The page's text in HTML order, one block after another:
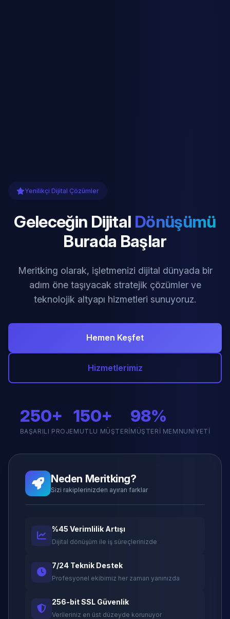
Yenilikçi Dijital Çözümler
Geleceğin Dijital Dönüşümü
Burada Başlar
Meritking olarak, işletmenizi dijital dünyada bir
adım öne taşıyacak stratejik çözümler ve
teknolojik altyapı hizmetleri sunuyoruz.
Hemen Keşfet
Hizmetlerimiz
250+
BAŞARILI PROJE
150+
MUTLU MÜŞTERI
98%
MÜŞTERI MEMNUNIYETI
Neden Meritking?
Sizi rakiplerinizden ayıran farklar
%45 Verimlilik Artışı
Dijital dönüşüm ile iş süreçlerinizde
7/24 Teknik Destek
Profesyonel ekibimiz her zaman yanınızda
256-bit SSL Güvenlik
Verileriniz en üst düzeyde korunuyor